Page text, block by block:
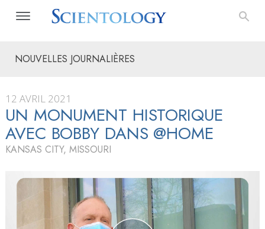
NOUVELLES JOURNALIÈRES
12 AVRIL 2021
UN MONUMENT HISTORIQUE
AVEC BOBBY DANS @HOME
KANSAS CITY, MISSOURI